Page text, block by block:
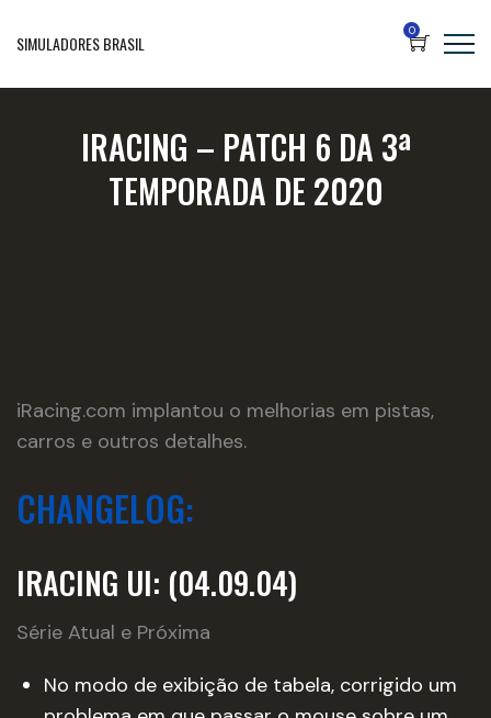
SIMULADORES BRASIL
0
IRACING – PATCH 6 DA 3ª
TEMPORADA DE 2020
iRacing.com implantou o melhorias em pistas,
carros e outros detalhes.
CHANGELOG:
IRACING UI: (04.09.04)
Série Atual e Próxima
No modo de exibição de tabela, corrigido um